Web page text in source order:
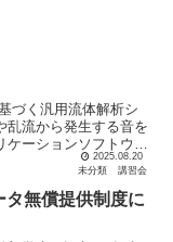
づく汎用流体解析シ
乱流から発生する音を
ケーションソフトウェ
2025.08.20
未分類
講習会
無償提供制度に